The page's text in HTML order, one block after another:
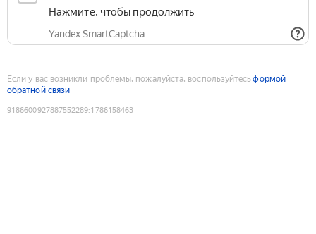
Нажмите, чтобы продолжить
Yandex SmartCaptcha
Если у вас возникли проблемы, пожалуйста, воспользуйтесьформой
обратной связи
9186600927887552289:1786158463